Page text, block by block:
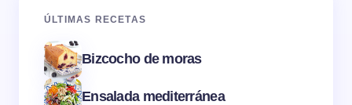
ÚLTIMAS RECETAS
Bizcocho de moras
Ensalada mediterránea